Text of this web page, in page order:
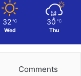
32 ℃
Wed
30 ℃
Thu
Comments